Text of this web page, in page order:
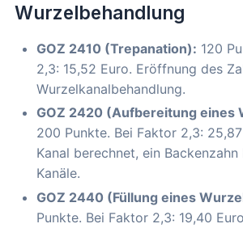
Wurzelbehandlung
GOZ 2410 (Trepanation): 120
2,3: 15,52 Euro. Eröffnung des
Wurzelkanalbehandlung.
GOZ 2420 (Aufbereitung eines
200 Punkte. Bei Faktor 2,3:
Kanal berechnet, ein
Kanäle.
GOZ 2440 (Füllung eines
Punkte. Bei Faktor 2,3: 19,40